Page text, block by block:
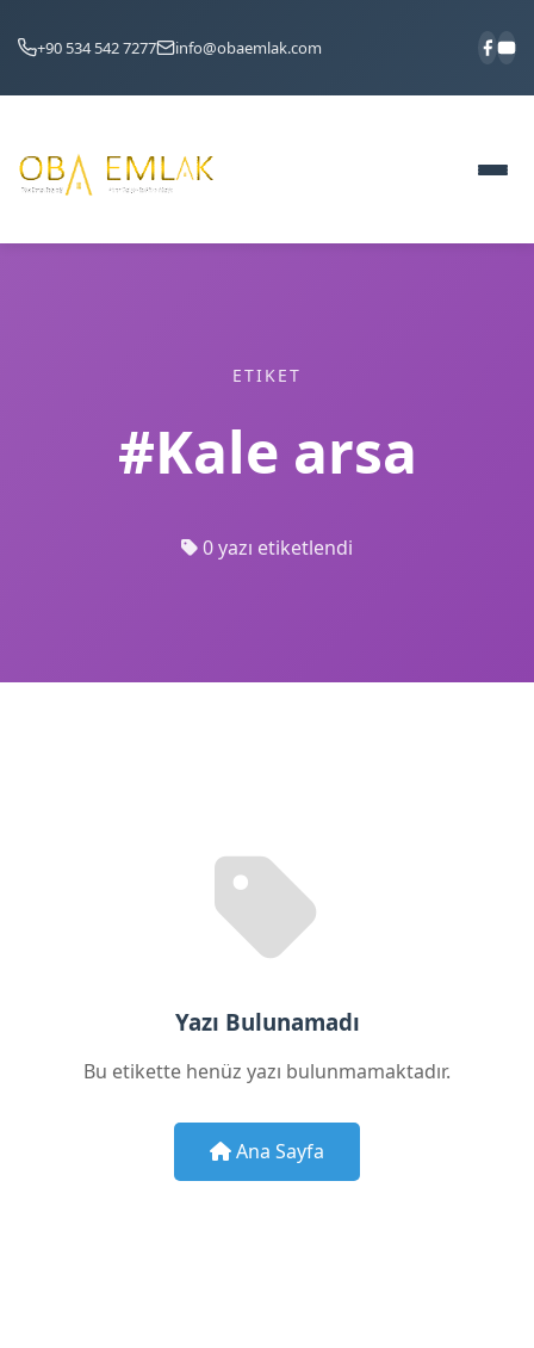
+90 534 542 7277 info@obaemlak.com
ETIKET
#Kale arsa
0 yazı etiketlendi
Yazı Bulunamadı
Bu etikette henüz yazı bulunmamaktadır.
Ana Sayfa